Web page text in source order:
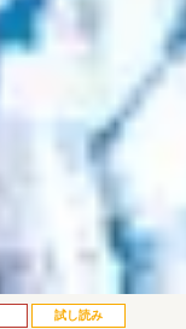
試し読み